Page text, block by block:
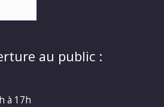
au public :
à 17h